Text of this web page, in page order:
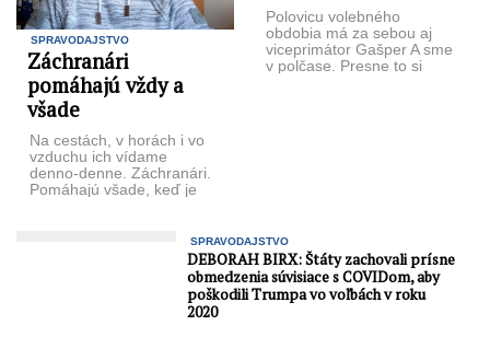
SPRAVODAJSTVO
Záchranári
pomáhajú vždy a
všade
Na cestách, v horách i vo
vzduchu ich vídame
denno-denne. Záchranári.
Pomáhajú všade, keď je
Polovicu volebného
obdobia má za sebou aj
viceprimátor Gašper A sme
v polčase. Presne to si
SPRAVODAJSTVO
DEBORAH BIRX: Štáty zachovali prísne
obmedzenia súvisiace s COVIDom, aby
poškodili Trumpa vo voľbách v roku
2020